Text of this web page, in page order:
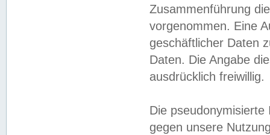
Zusammenführung
vorgenommen. Eine
geschäftlicher Daten
Daten. Die Angabe
ausdrücklich freiwillig.
Die
gegen unsere